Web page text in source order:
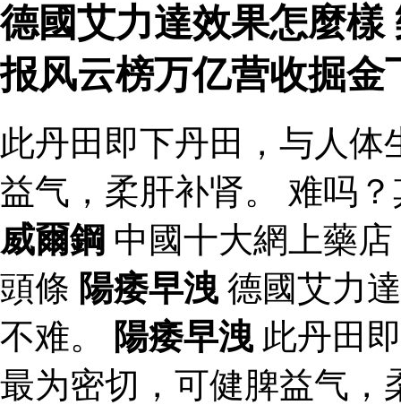
德國艾力達效果怎麼
报风云榜万亿营收掘
此丹田即下丹田，与人
益气，柔肝补肾。 难吗
威爾鋼 中國十大網上藥
頭條 陽痿早洩 德國艾力
不难。
陽痿早洩 此丹田
最为密切，可健脾益气，